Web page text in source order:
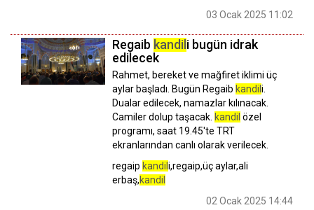
03 Ocak 2025 11:02
Regaib kandili bugün idrak
edilecek
Rahmet, bereket ve mağfiret iklimi üç
aylar başladı. Bugün Regaib kandil i.
Dualar edilecek, namazlar kılınacak.
Camiler dolup taşacak. kandil özel
programı, saat 19.45'te TRT
ekranlarından canlı olarak verilecek.
regaip kandil i,regaip,üç aylar,ali
erbaş,kandil
02 Ocak 2025 14:44